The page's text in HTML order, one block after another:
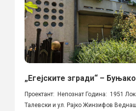
„Егејските згради“ –
Проектант: Непознат Година: 1951
Талевски и ул. Рајко Жинзифов